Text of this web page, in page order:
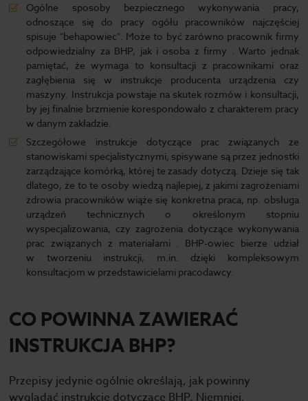
Ogólne sposoby bezpiecznego wykonywania pracy,
odnoszące się do pracy ogółu pracowników najczęściej
spisuje "behapowiec". Może to być zarówno pracownik firmy
odpowiedzialny za BHP, jak i osoba z firmy . Warto jednak
pamiętać, że wymaga to konsultacji z pracownikami oraz
zagłębienia się w instrukcje producenta urządzenia czy
maszyny. Instrukcja powstaje na skutek rozmów i konsultacji,
by jej finalnie brzmienie korespondowało z charakterem pracy
w danym zakładzie.
Szczegółowe instrukcje dotyczące prac związanych ze
stanowiskami specjalistycznymi, spisywane są przez jednostki
zarządzające komórką, której te zasady dotyczą. Dzieje się tak
dlatego, że to te osoby wiedzą najlepiej, z jakimi zagrożeniami
zdrowia pracowników wiąże się konkretna praca, np. obsługa
urządzeń technicznych o określonym stopniu
wyspecjalizowania, czy zagrożenia dotyczące wykonywania
prac związanych z materiałami . BHP-owiec bierze udział
w tworzeniu instrukcji, m.in. dzięki kompleksowym
konsultacjom w przedstawicielami pracodawcy.
CO POWINNA ZAWIERAĆ
INSTRUKCJA BHP?
Przepisy jedynie ogólnie określają, jak powinny
wyglądać instrukcje dotyczące BHP. Niemniej,